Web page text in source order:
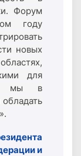
Форум
году
новых
для
мы в
и